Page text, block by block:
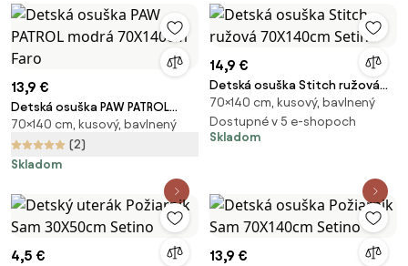
13,9 €
Detská osuška PAW PATROL
modrá 70X140cm Faro
70×140 cm, kusový, bavlnený
(2)
Skladom
14,9 €
Detská osuška Stitch ružová
70X140cm Setino
70×140 cm, kusový, bavlnený
Dostupné v 5 e-shopoch
Skladom
4,5 € 13,9 €